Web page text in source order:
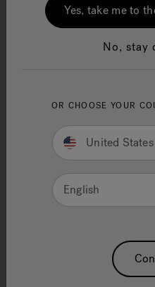
Yes, take me to
No, stay
OR CHOOSE YOUR
United States
English